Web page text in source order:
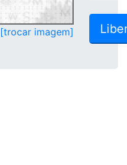
[trocar imagem]